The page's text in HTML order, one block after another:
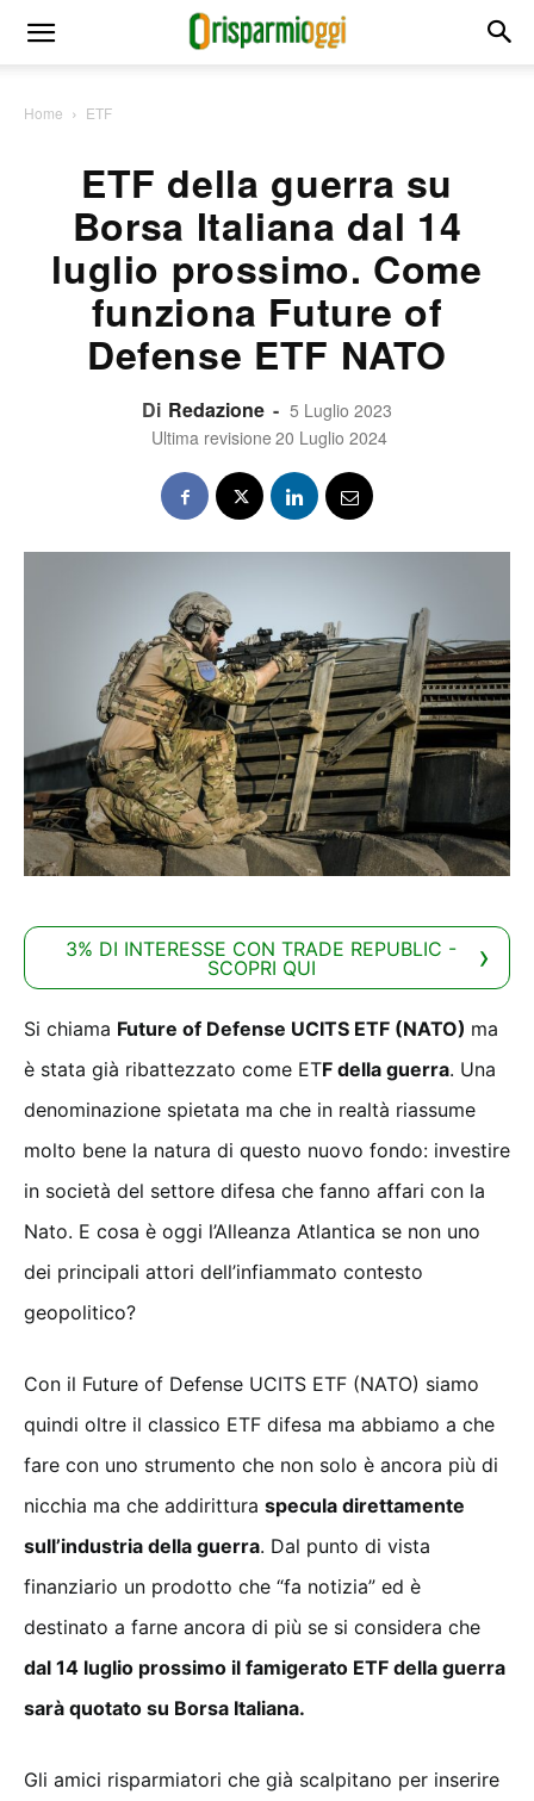
Home ETF
ETF della guerra su
Borsa Italiana dal 14
luglio prossimo. Come
funziona Future of
Defense ETF NATO
Di Redazione - 5 Luglio 2023
Ultima revisione 20 Luglio 2024
3% DI INTERESSE CON TRADE REPUBLIC -
SCOPRI QUI
Si chiama Future of Defense UCITS ETF (NATO) ma
è stata già ribattezzato come ETF della guerra. Una
denominazione spietata ma che in realtà riassume
molto bene la natura di questo nuovo fondo: investire
in società del settore difesa che fanno affari con la
Nato. E cosa è oggi l’Alleanza Atlantica se non uno
dei principali attori dell’infiammato contesto
geopolitico?
Con il Future of Defense UCITS ETF (NATO) siamo
quindi oltre il classico ETF difesa ma abbiamo a che
fare con uno strumento che non solo è ancora più di
nicchia ma che addirittura specula direttamente
sull’industria della guerra. Dal punto di vista
finanziario un prodotto che “fa notizia” ed è
destinato a farne ancora di più se si considera che
dal 14 luglio prossimo il famigerato ETF della guerra
sarà quotato su Borsa Italiana.
Gli amici risparmiatori che già scalpitano per inserire